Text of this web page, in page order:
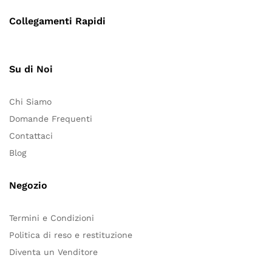
Collegamenti Rapidi
Su di Noi
Chi Siamo
Domande Frequenti
Contattaci
Blog
Negozio
Termini e Condizioni
Politica di reso e restituzione
Diventa un Venditore